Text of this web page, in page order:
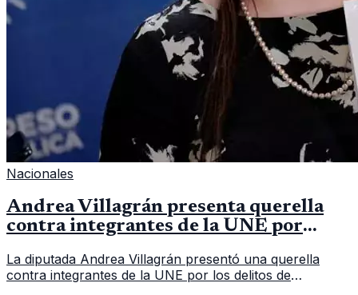
Nacionales
Andrea Villagrán presenta querella
contra integrantes de la UNE por
La diputada Andrea Villagrán presentó una querella
contra integrantes de la UNE por los delitos de